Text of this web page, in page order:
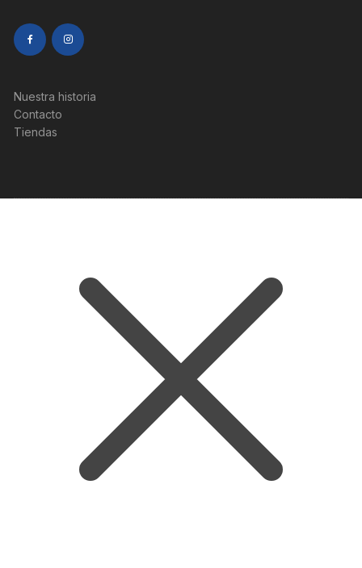
Nuestra historia
Contacto
Tiendas